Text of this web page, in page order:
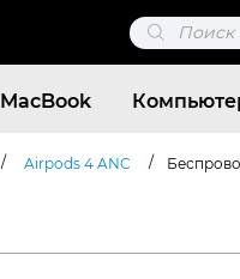
Поиск
товаров
MacBook
Поиск
товаров
/ Airpods 4 ANC /